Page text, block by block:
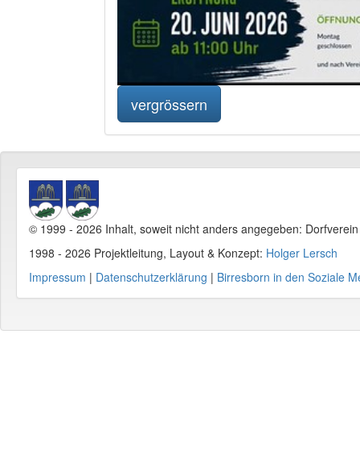
vergrössern
© 1999 - 2026 Inhalt, soweit nicht anders angegeben:
1998 - 2026 Projektleitung, Layout & Konzept: Holger Lersch
Impressum | Datenschutzerklärung | Birresborn in den Soziale